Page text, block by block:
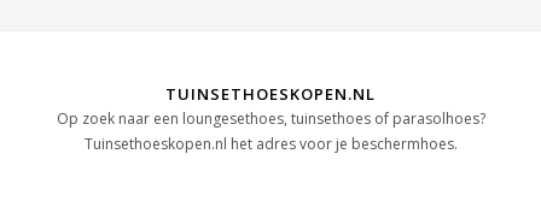
TUINSETHOESKOPEN.NL
Op zoek naar een loungesethoes, tuinsethoes of parasolhoes?
Tuinsethoeskopen.nl het adres voor je beschermhoes.